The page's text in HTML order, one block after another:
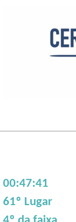
00:47:41
61º Lugar